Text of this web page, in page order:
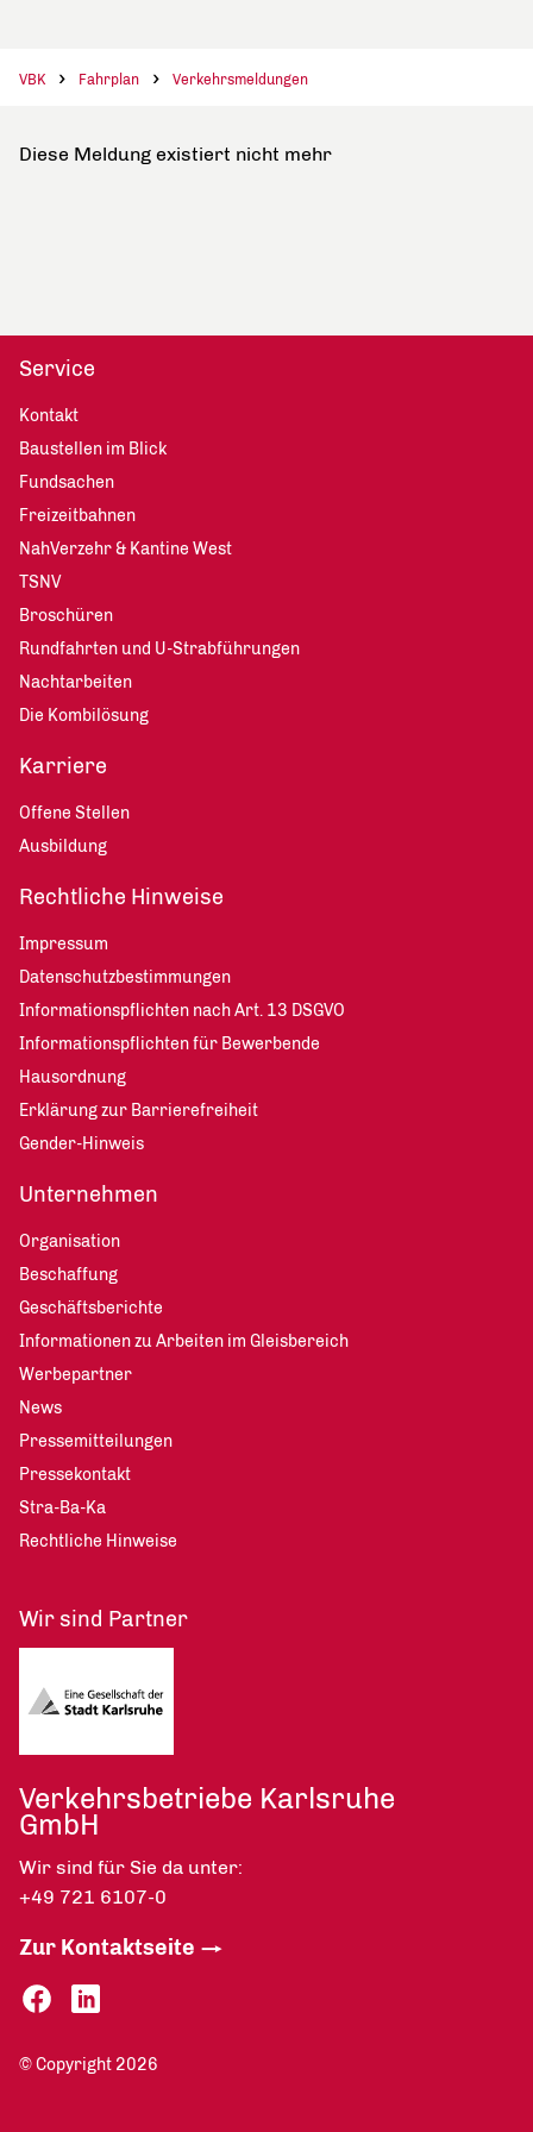
VBK Fahrplan Verkehrsmeldungen
Diese Meldung existiert nicht mehr
Service
Kontakt
Baustellen im Blick
Fundsachen
Freizeitbahnen
NahVerzehr & Kantine West
TSNV
Broschüren
Rundfahrten und U-Strabführungen
Nachtarbeiten
Die Kombilösung
Karriere
Offene Stellen
Ausbildung
Rechtliche Hinweise
Impressum
Datenschutzbestimmungen
Informationspflichten nach Art. 13 DSGVO
Informationspflichten für Bewerbende
Hausordnung
Erklärung zur Barrierefreiheit
Gender-Hinweis
Unternehmen
Organisation
Beschaffung
Geschäftsberichte
Informationen zu Arbeiten im Gleisbereich
Werbepartner
News
Pressemitteilungen
Pressekontakt
Stra-Ba-Ka
Rechtliche Hinweise
Wir sind Partner
Verkehrsbetriebe Karlsruhe
GmbH
Wir sind für Sie da unter:
+49 721 6107-0
Zur Kontaktseite
© Copyright 2026